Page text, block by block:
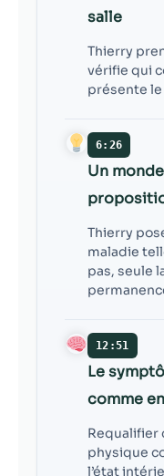
salle
Thierry
vérifie qui
présente
6:26
Un
Thierry
maladie
pas, seule
12:51
Le
comme
Requalifier
physique
l’état